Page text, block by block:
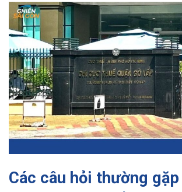
Các câu hỏi thường gặp